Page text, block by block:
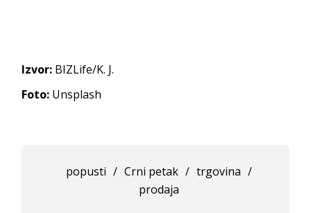
Izvor: BIZLife/K. J.
Foto: Unsplash
popusti / Crni petak / trgovina /
prodaja